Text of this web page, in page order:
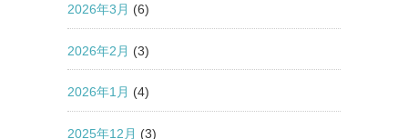
2026年3月 (6)
2026年2月 (3)
2026年1月 (4)
2025年12月 (3)